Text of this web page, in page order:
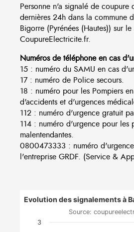
Personne n'a signalé de coupure
dernières 24h dans la commune
Bigorre (Pyrénées (Hautes)) sur le
CoupureElectricite.fr.
Numéros de téléphone en cas
15 : numéro du SAMU en cas
17 : numéro de Police secours.
18 : numéro pour les Pompiers
d'accidents et d'urgences
112 : numéro d'urgence gratuit
114 : numéro d'urgence pour les
malentendantes.
0800473333 : numéro
l'entreprise GRDF. (Service &
Evolution des signalements à
Source:
3